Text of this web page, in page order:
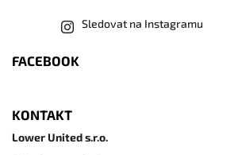
Sledovat na Instagramu
FACEBOOK
KONTAKT
Lower United s.r.o.